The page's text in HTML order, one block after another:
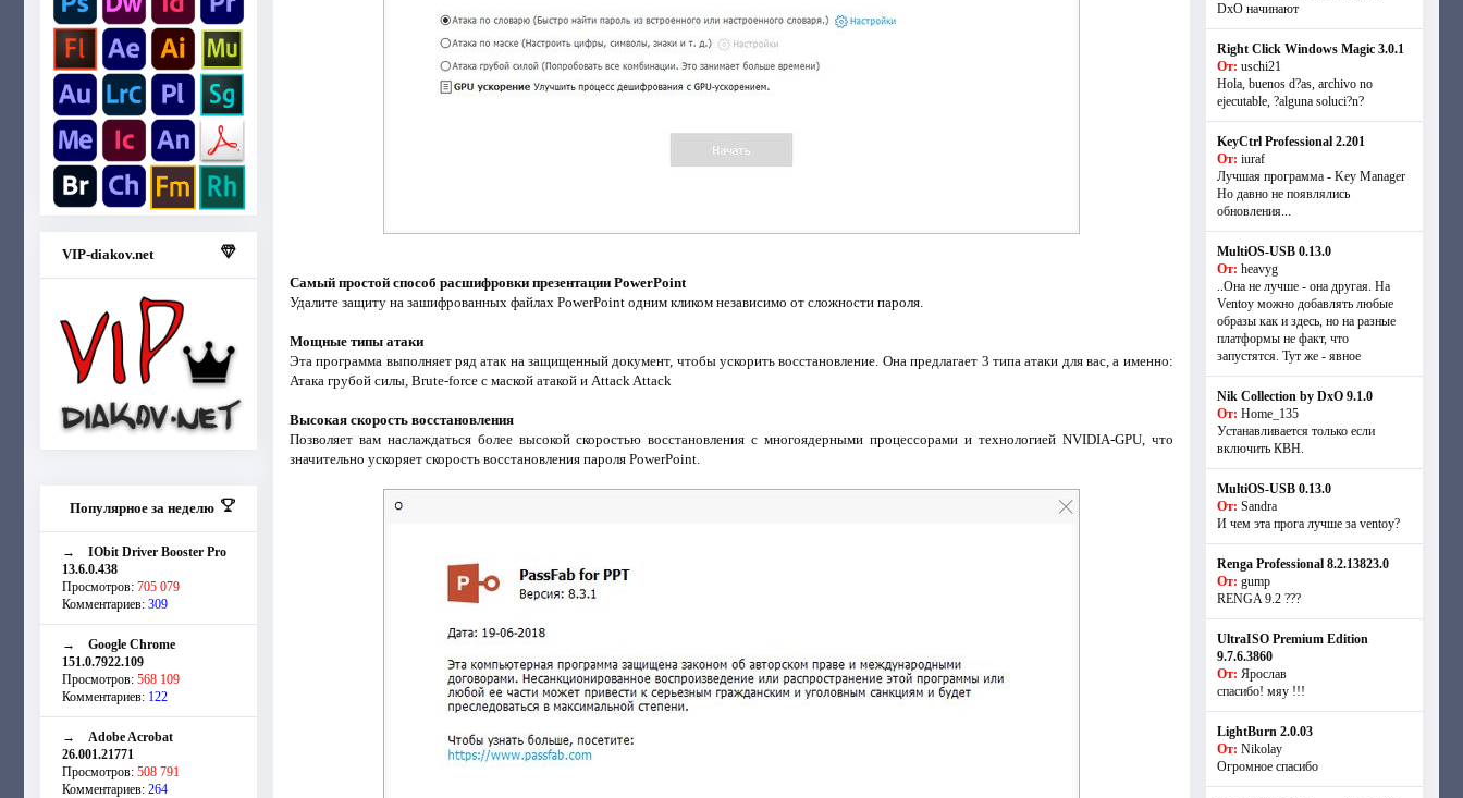
VIP-diakov.net
Популярное за неделю
→ IObit Driver Booster Pro
13.6.0.438
Просмотров: 705 079
Комментариев: 309
→ Google Chrome
151.0.7922.109
Просмотров: 568 109
Комментариев: 122
→ Adobe Acrobat
26.001.21771
Просмотров: 508 791
Комментариев: 264
Самый простой способ расшифровки презентации PowerPoint
Удалите защиту на зашифрованных файлах PowerPoint одним кликом независимо от сложности пароля.
Мощные типы атаки
Эта программа выполняет ряд атак на защищенный документ, чтобы ускорить восстановление. Она предлагает 3 типа атаки для вас, а именно:
Атака грубой силы, Brute-force с маской атакой и Attack Attack
Высокая скорость восстановления
Позволяет вам наслаждаться более высокой скоростью восстановления с многоядерными процессорами и технологией NVIDIA-GPU, что
значительно ускоряет скорость восстановления пароля PowerPoint.
DxO начинают
Right Click Windows Magic 3.0.1
От: uschi21
Hola, buenos d?as, archivo no
ejecutable, ?alguna soluci?n?
KeyCtrl Professional 2.201
От: iuraf
Лучшая программа - Key Manager
Но давно не появлялись
обновления...
MultiOS-USB 0.13.0
От: heavyg
..Она не лучше - она другая. На
Ventoy можно добавлять любые
образы как и здесь, но на разные
платформы не факт, что
запустятся. Тут же - явное
Nik Collection by DxO 9.1.0
От: Home_135
Устанавливается только если
включить КВН.
MultiOS-USB 0.13.0
От: Sandra
И чем эта прога лучше за ventoy?
Renga Professional 8.2.13823.0
От: gump
RENGA 9.2 ???
UltraISO Premium Edition
9.7.6.3860
От: Ярослав
спасибо! мяу !!!
LightBurn 2.0.03
От: Nikolay
Огромное спасибо